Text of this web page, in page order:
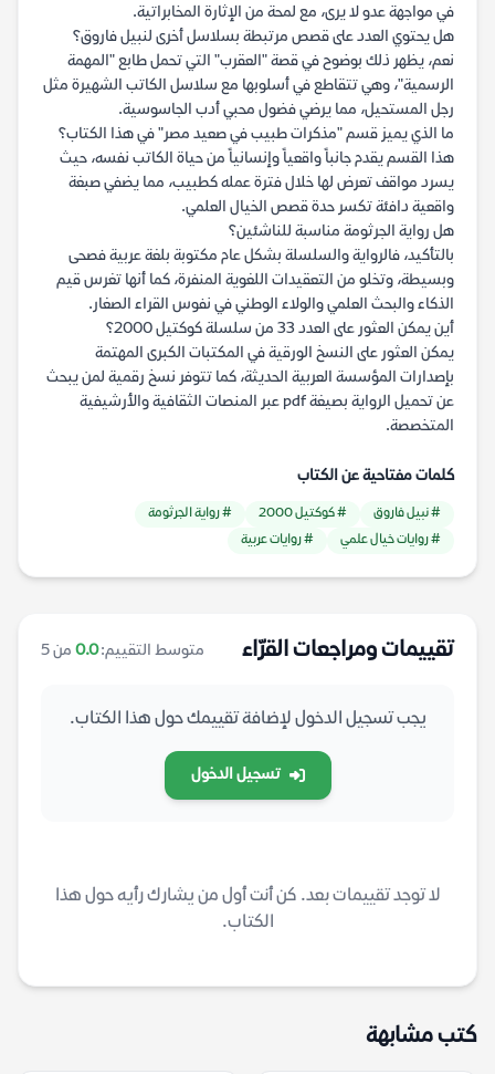
في مواجهة عدو لا يرى، مع لمحة من الإثارة المخابراتية.
هل يحتوي العدد على قصص مرتبطة بسلاسل أخرى لنبيل فاروق؟
نعم، يظهر ذلك بوضوح في قصة "العقرب" التي تحمل طابع "المهمة
الرسمية"، وهي تتقاطع في أسلوبها مع سلاسل الكاتب الشهيرة مثل
رجل المستحيل، مما يرضي فضول محبي أدب الجاسوسية.
ما الذي يميز قسم "مذكرات طبيب في صعيد مصر" في هذا الكتاب؟
هذا القسم يقدم جانباً واقعياً وإنسانياً من حياة الكاتب نفسه، حيث
يسرد مواقف تعرض لها خلال فترة عمله كطبيب، مما يضفي صبغة
واقعية دافئة تكسر حدة قصص الخيال العلمي.
هل رواية الجرثومة مناسبة للناشئين؟
بالتأكيد، فالرواية والسلسلة بشكل عام مكتوبة بلغة عربية فصحى
وبسيطة، وتخلو من التعقيدات اللغوية المنفرة، كما أنها تغرس قيم
الذكاء والبحث العلمي والولاء الوطني في نفوس القراء الصغار.
أين يمكن العثور على العدد 33 من سلسلة كوكتيل 2000؟
يمكن العثور على النسخ الورقية في المكتبات الكبرى المهتمة
بإصدارات المؤسسة العربية الحديثة، كما تتوفر نسخ رقمية لمن يبحث
عن تحميل الرواية بصيغة pdf عبر المنصات الثقافية والأرشيفية
المتخصصة.
كلمات مفتاحية عن الكتاب
# نبيل فاروق # كوكتيل 2000
# رواية الجرثومة
# روايات خيال علمي
# روايات عربية
تقييمات ومراجعات القرّاء متوسط التقييم:0.0 من 5
يجب تسجيل الدخول لإضافة تقييمك حول هذا الكتاب.
تسجيل الدخول
لا توجد تقييمات بعد. كن أنت أول من يشارك رأيه حول هذا
الكتاب.
كتب مشابهة